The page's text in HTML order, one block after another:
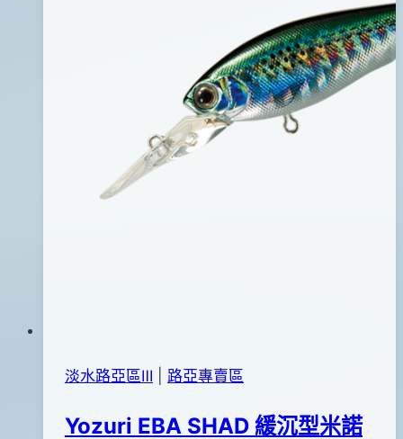
淡水路亞區Ⅲ 路亞專賣區
Yozuri EBA SHAD 緩沉型米諾